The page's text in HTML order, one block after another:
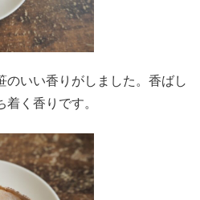
のいい香りがしました。香ばし
く香りです。